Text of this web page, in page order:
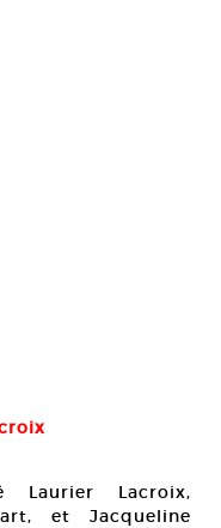
Laurier Lacroix,
et Jacqueline